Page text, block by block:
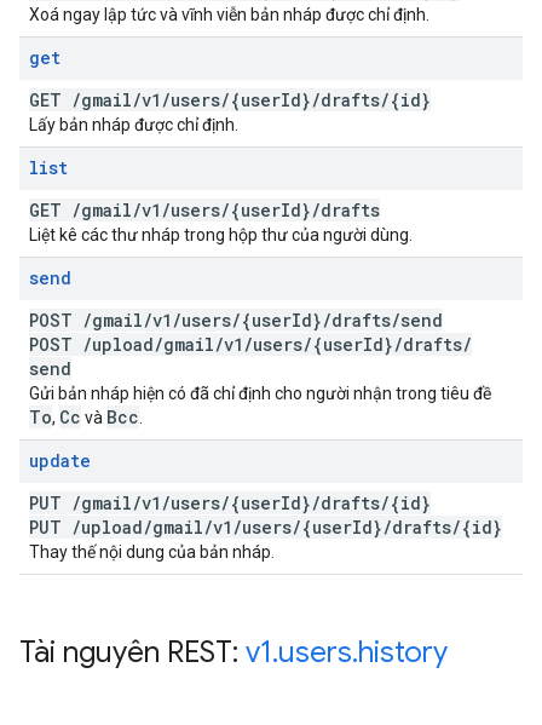
Xoá ngay lập tức và vĩnh viễn bản nháp được chỉ định.
get
GET /gmail/v1 /users/{userId}/drafts/{id}
Lấy bản nháp được chỉ định.
list
GET /gmail/v1 /users/{userId}/drafts
Liệt kê các thư nháp trong hộp thư của người dùng.
send
POST /gmail/v1 /users/{userId}/drafts/send
POST /upload/gmail/v1 /users/{userId}/drafts/
send
Gửi bản nháp hiện có đã chỉ định cho người nhận trong tiêu đề
To, Cc và Bcc
update
PUT /gmail/v1 /users/{userId}/drafts/{id}
PUT /upload/gmail/v1 /users/{userId}/drafts/{id}
Thay thế nội dung của bản nháp.
Tài nguyên REST: v1.users.history